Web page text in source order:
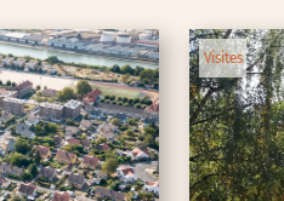
participative
autonomie
performances
Visites